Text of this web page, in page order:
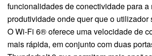
funcionalidades de conectividade para a
produtividade onde quer que o utilizador
O Wi-Fi 6® oferece uma velocidade de
mais rápida, em conjunto com duas